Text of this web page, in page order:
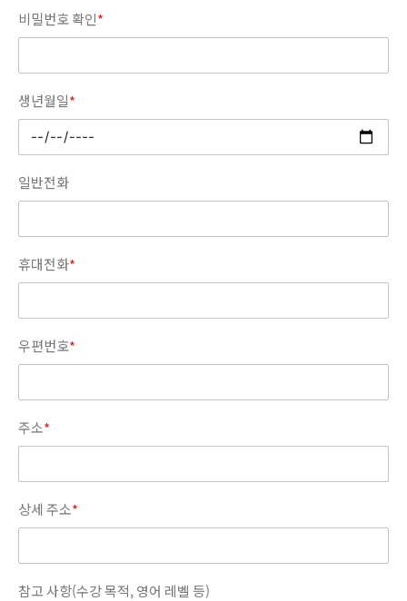
비밀번호 확인*
생년월일*
일반전화
휴대전화*
우편번호*
주소*
상세 주소*
참고 사항(수강 목적, 영어 레벨 등)